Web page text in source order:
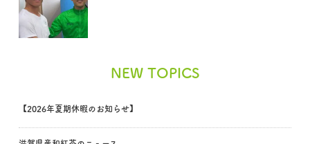
NEW TOPICS
【2026年夏期休暇のお知らせ】